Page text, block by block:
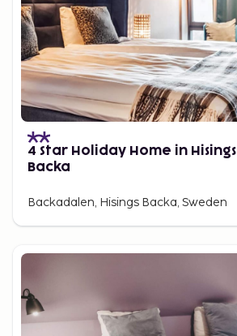
4 Star Holiday Home in Hisings
Backa
Backadalen, Hisings Backa, Sweden